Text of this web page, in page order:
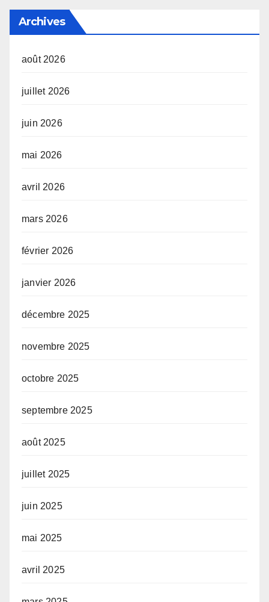
Archives
août 2026
juillet 2026
juin 2026
mai 2026
avril 2026
mars 2026
février 2026
janvier 2026
décembre 2025
novembre 2025
octobre 2025
septembre 2025
août 2025
juillet 2025
juin 2025
mai 2025
avril 2025